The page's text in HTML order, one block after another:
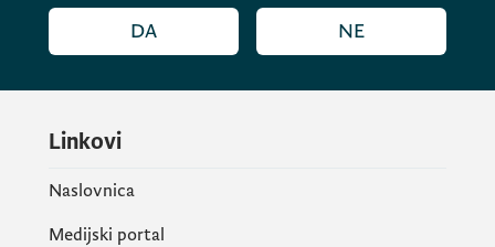
DA NE
Linkovi
Naslovnica
Medijski portal